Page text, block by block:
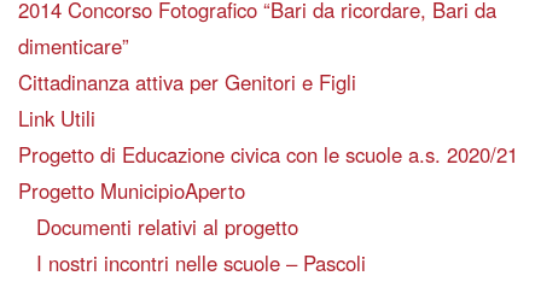
2014 Concorso Fotografico “Bari da ricordare, Bari da
dimenticare”
Cittadinanza attiva per Genitori e Figli
Link Utili
Progetto di Educazione civica con le scuole a.s. 2020/21
Progetto MunicipioAperto
Documenti relativi al progetto
I nostri incontri nelle scuole – Pascoli